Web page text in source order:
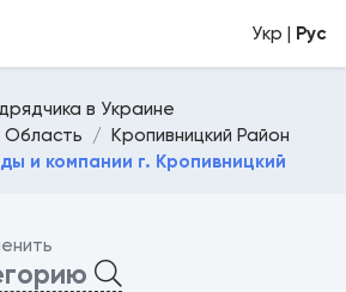
Укр | Рус
в Украине
Область
Кропивницкий Район
и компании г. Кропивницкий